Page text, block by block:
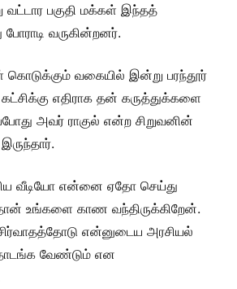
வட்டார பகுதி மக்கள் இந்தத்
போராடி வருகின்றனர்.
வகையில் இன்று பரந்தூர்
எதிராக தன் கருத்துக்களை
அவர் ராகுல் என்ற சிறுவனின்
இருந்தார்.
வீடியோ என்னை ஏதோ செய்து
உங்களை காண வந்திருக்கிறேன்.
என்னுடைய அரசியல்
வேண்டும் என